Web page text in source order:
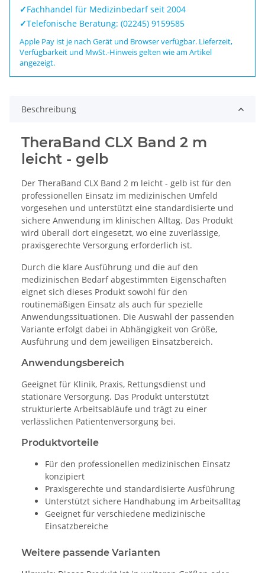
✓Fachhandel für Medizinbedarf seit 2004
✓Telefonische Beratung: (02245) 9159585
Apple Pay ist je nach Gerät und Browser verfügbar. Lieferzeit,
Verfügbarkeit und MwSt.-Hinweis gelten wie am Artikel
angezeigt.
Beschreibung
TheraBand CLX Band 2 m
leicht - gelb
Der TheraBand CLX Band 2 m leicht - gelb ist für den
professionellen Einsatz im medizinischen Umfeld
vorgesehen und unterstützt eine standardisierte und
sichere Anwendung im klinischen Alltag. Das Produkt
wird überall dort eingesetzt, wo eine zuverlässige,
praxisgerechte Versorgung erforderlich ist.
Durch die klare Ausführung und die auf den
medizinischen Bedarf abgestimmten Eigenschaften
eignet sich dieses Produkt sowohl für den
routinemäßigen Einsatz als auch für spezielle
Anwendungssituationen. Die Auswahl der passenden
Variante erfolgt dabei in Abhängigkeit von Größe,
Ausführung und dem jeweiligen Einsatzbereich.
Anwendungsbereich
Geeignet für Klinik, Praxis, Rettungsdienst und
stationäre Versorgung. Das Produkt unterstützt
strukturierte Arbeitsabläufe und trägt zu einer
verlässlichen Patientenversorgung bei.
Produktvorteile
Für den professionellen medizinischen Einsatz
konzipiert
Praxisgerechte und standardisierte Ausführung
Unterstützt sichere Handhabung im Arbeitsalltag
Geeignet für verschiedene medizinische
Einsatzbereiche
Weitere passende Varianten